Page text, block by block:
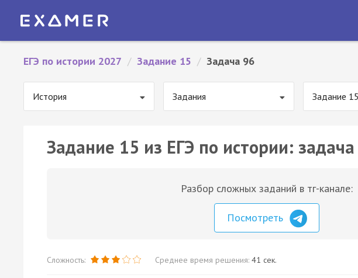
ЕГЭ по истории 2027 / Задание 15 / Задача 96
История Задания Задание 15
Задание 15 из ЕГЭ по истории:
Разбор сложных заданий в тг-канале:
Посмотреть
Сложность: Среднее время решения: 41 сек.